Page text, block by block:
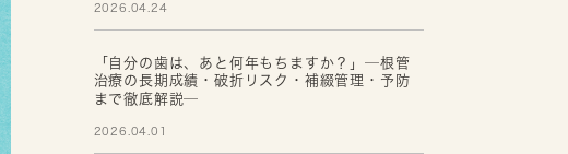
2026.04.24
「自分の歯は、あと何年もちますか？」─根管
治療の長期成績・破折リスク・補綴管理・予防
まで徹底解説─
2026.04.01